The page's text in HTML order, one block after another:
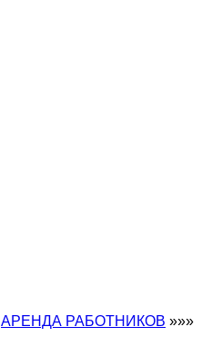
АРЕНДА РАБОТНИКОВ »»»